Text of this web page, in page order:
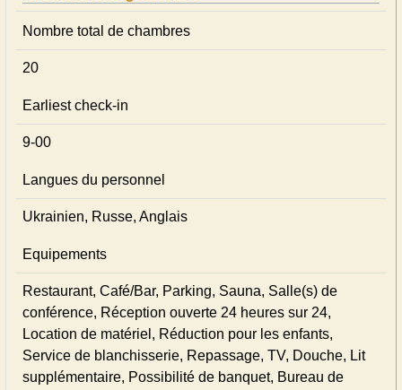
Nombre total de chambres
20
Earliest check-in
9-00
Langues du personnel
Ukrainien, Russe, Anglais
Equipements
Restaurant, Café/Bar, Parking, Sauna, Salle(s) de
conférence, Réception ouverte 24 heures sur 24,
Location de matériel, Réduction pour les enfants,
Service de blanchisserie, Repassage, TV, Douche, Lit
supplémentaire, Possibilité de banquet, Bureau de